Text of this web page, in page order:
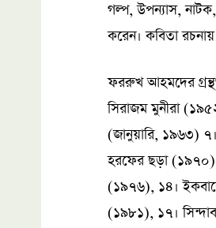
গল্প, উপন্যাস, নাটক,
করেন। কবিতা রচনায়
ফররুখ আহমদের
সিরাজম মুনীরা
(জানুয়ারি, ১৯৬৩)
হরফের ছড়া (১৯৭০)
(১৯৭৬), ১৪।
(১৯৮১), ১৭।